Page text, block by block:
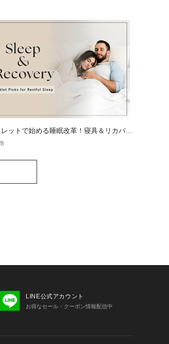
ットで始める睡眠改革！寝具＆リカバリ
ム特集
LINE公式アカウント
お得なセール・クーポン情報配信中